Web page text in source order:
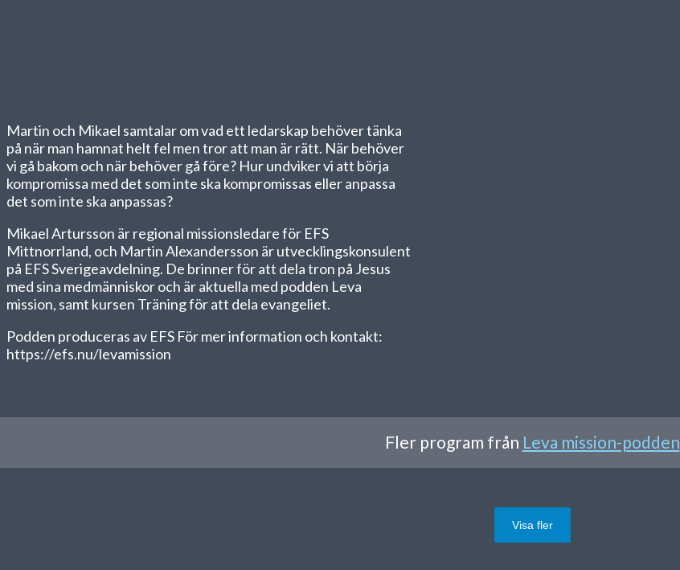
Martin och Mikael samtalar om vad ett ledarskap behöver tänka
på när man hamnat helt fel men tror att man är rätt. När behöver
vi gå bakom och när behöver gå före? Hur undviker vi att börja
kompromissa med det som inte ska kompromissas eller anpassa
det som inte ska anpassas?
Mikael Artursson är regional missionsledare för EFS
Mittnorrland, och Martin Alexandersson är utvecklingskonsulent
på EFS Sverigeavdelning. De brinner för att dela tron på Jesus
med sina medmänniskor och är aktuella med podden Leva
mission, samt kursen Träning för att dela evangeliet.
Podden produceras av EFS För mer information och kontakt:
https://efs.nu/levamission
Fler program från Leva mission-podden
Visa fler